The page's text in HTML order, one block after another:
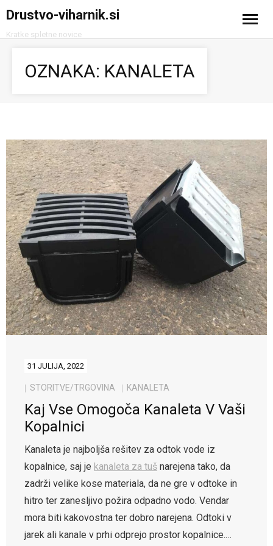
Drustvo-viharnik.si
Kratke spletne novice
Turizem
OZNAKA: KANALETA
31 JULIJA, 2022
STORITVE/TRGOVINA KANALETA
Kaj Vse Omogoča Kanaleta V Vaši
Kopalnici
Kanaleta je najboljša rešitev za odtok vode iz
kopalnice, saj je kanaleta za tuš narejena tako, da
zadrži velike kose materiala, da ne gre v odtoke in
hitro ter zanesljivo požira odpadno vodo. Vendar
mora biti kakovostna ter dobro narejena. Odtoki v
jarek ali kanale v prhi odprejo prostor kopalnice.…